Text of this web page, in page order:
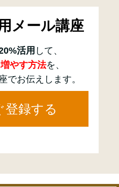
メール講座
活用 して、
やす方法を、
でお伝えします。
登録する